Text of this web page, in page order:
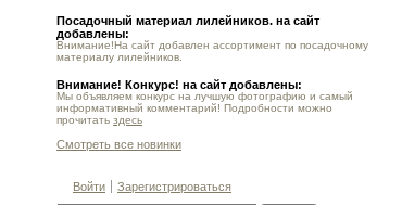
Посадочный материал лилейников. на сайт
добавлены:
Внимание!На сайт добавлен ассортимент по посадочному
материалу лилейников.
Внимание! Конкурс! на сайт добавлены:
Мы объявляем конкурс на лучшую фотографию и самый
информативный комментарий! Подробности можно
прочитать здесь
Смотреть все новинки
Войти Зарегистрироваться